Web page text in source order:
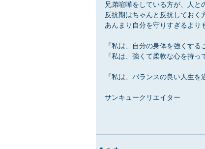
兄弟喧嘩をしている方が、人と
反抗期はちゃんと反抗しておく
あんまり自分を守りすぎるより
『私は、自分の身体を強くする
『私は、強くて柔軟な心を持っ
『私は、バランスの良い人生を
サンキュークリエイター